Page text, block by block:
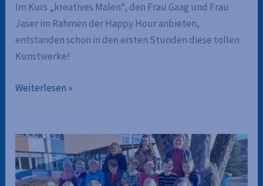
Im Kurs „kreatives Malen“, den Frau Gaag und Frau
Jaser im Rahmen der Happy Hour anbieten,
entstanden schon in den ersten Stunden diese tollen
Kunstwerke!
Kreatives
der
Happy
Hour
Weiterlesen »